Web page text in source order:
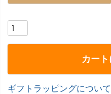
カー
ギフトラッピングについて